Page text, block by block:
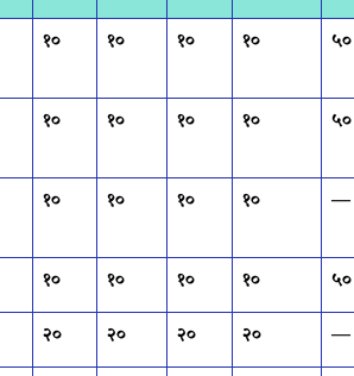
१० १० १० १० ५०
१० १० १० १० ५०
१० १० १० १० —
१० १० १० १०
५०
२० २० २० २०
—